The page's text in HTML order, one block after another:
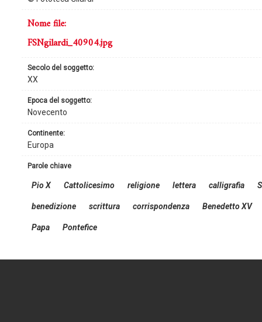
continente:
Europa
secolo del soggetto:
XX
epoca del soggetto:
Novecento
nome file:
FSNgilardi_40904.jpg
parole chiave
Pio X Cattolicesimo religione lettera calligrafia
benedizione scrittura corrispondenza Benedetto XV
Papa Pontefice